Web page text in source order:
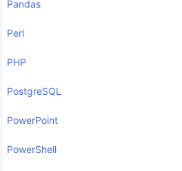
Pandas
Perl
PHP
PostgreSQL
PowerPoint
PowerShell